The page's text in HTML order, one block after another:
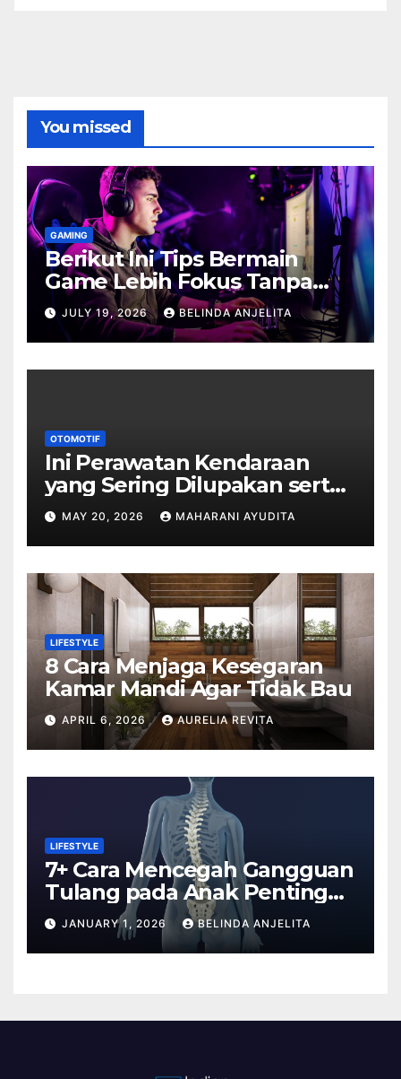
You missed
GAMING
Berikut Ini Tips Bermain
Game Lebih Fokus Tanpa
Cepat Buyar
JULY 19, 2026 BELINDA ANJELITA
OTOMOTIF
Ini Perawatan Kendaraan
yang Sering Dilupakan serta
Dampaknya
MAY 20, 2026 MAHARANI AYUDITA
LIFESTYLE
8 Cara Menjaga Kesegaran
Kamar Mandi Agar Tidak Bau
APRIL 6, 2026 AURELIA REVITA
LIFESTYLE
7+ Cara Mencegah Gangguan
Tulang pada Anak Penting
Anda Tahu
JANUARY 1, 2026 BELINDA ANJELITA